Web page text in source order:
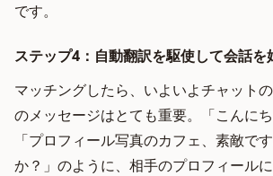
です。
ステップ4：自動翻訳を駆使して会話を
マッチングしたら、いよいよチャット
のメッセージはとても重要。「こんにち
「プロフィール写真のカフェ、素敵で
か？」のように、相手のプロフィール